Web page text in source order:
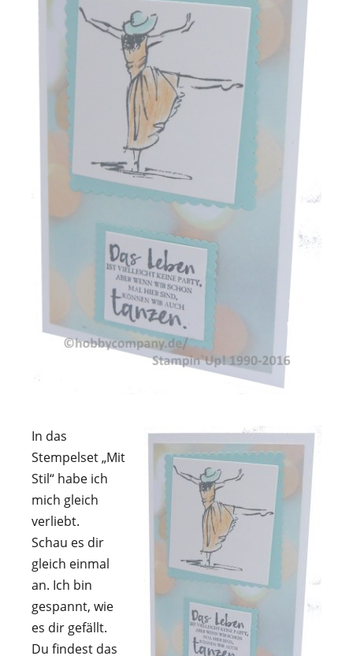
In das
Stempelset „Mit
Stil“ habe ich
mich gleich
verliebt.
Schau es dir
gleich einmal
an. Ich bin
gespannt, wie
es dir gefällt.
Du findest das